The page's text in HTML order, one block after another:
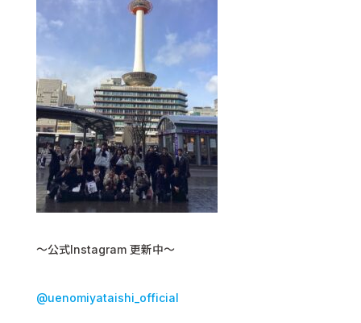
〜公式Instagram 更新中〜
@uenomiyataishi_official